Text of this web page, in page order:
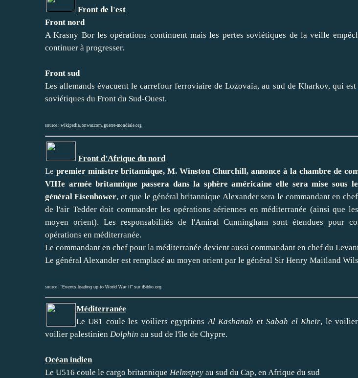
Front de l'est
Front nord
A Krasny Bor les opérations continuent mais les pertes soviétiques de la veille
continuer à progresser.
Front sud
Les allemands évacuent le carrefour ferroviaire de Lozovaïa, au sud de Kharkov, qui
soviétiques du Front du Sud-Ouest.
source : wikipedia onwar.com guerre-mondiale.org
Front d'Afrique du nord
Le premier ministre britannique, M. Winston Churchill, annonce à la chambre de
VIIIe armée britannique passera dans la sphère américaine elle sera mise sous
général Eisenhower, et que le général britannique Alexander sera le commandant en
de l'air Tedder doit commander les opérations aériennes en méditerranée (ainsi que
moyen orient). Les responsabilités de l'Amiral Cunningham sont étendues pour
opérations en méditerranée.
Le commandant en chef pour la méditerranée devient aussi commandant en chef du
Le général Alexander est remplacé au moyen orient par le général Sir Henry Maitland
source : "Events leading up to World War II" sur iBiblio.org
Méditerranée
Le U81 coule les voiliers egyptiens Al Kasbanah etSabah el Kheir, le
voilier palestinien Dolphin au sud de l'île de Chypre.
Océan indien
Le U516 coule le cargo britannique Helmspey au sud du Cap, en Afrique du sud